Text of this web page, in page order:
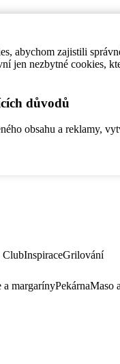
abychom zajistili
jen nezbytné cookies,
důvodů
obsahu a reklamy,
ClubInspiraceGrilování
a margarínyPekárnaMaso